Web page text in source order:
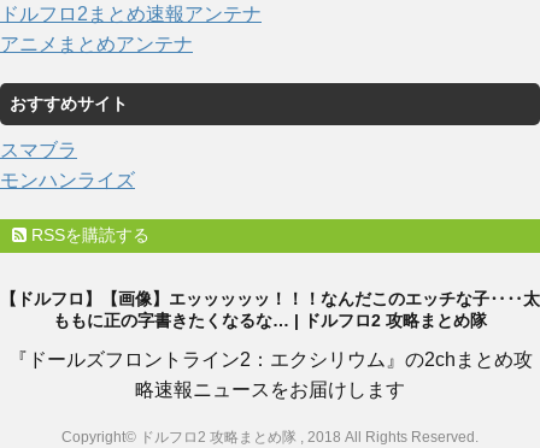
ドルフロ2まとめ速報アンテナ
アニメまとめアンテナ
おすすめサイト
スマブラ
モンハンライズ
RSSを購読する
【ドルフロ】【画像】エッッッッッ！！！なんだこのエッチな子‥‥太
ももに正の字書きたくなるな… | ドルフロ2 攻略まとめ隊
『ドールズフロントライン2：エクシリウム』の2chまとめ攻
略速報ニュースをお届けします
Copyright© ドルフロ2 攻略まとめ隊 , 2018 All Rights Reserved.